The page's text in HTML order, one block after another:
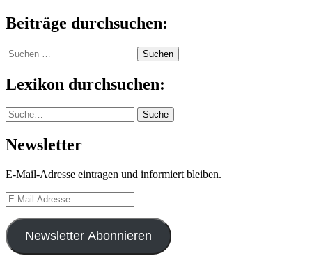
Beiträge durchsuchen:
Suchen
nach:
Lexikon durchsuchen:
Suche Suche
Newsletter
E-Mail-Adresse eintragen und informiert bleiben.
E-
Mail-
Adresse
Newsletter Abonnieren